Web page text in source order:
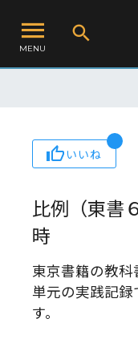
MENU
いいね
比例（東書
時
東京書籍の教
単元の実践記録
す。